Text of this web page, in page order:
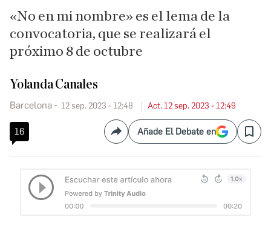
«No en mi nombre» es el lema de la
convocatoria, que se realizará el
próximo 8 de octubre
Yolanda Canales
Barcelona 12 sep. 2023 - 12:48 Act. 12 sep. 2023 - 12:49
16 CompartirAñade El Debate en Save